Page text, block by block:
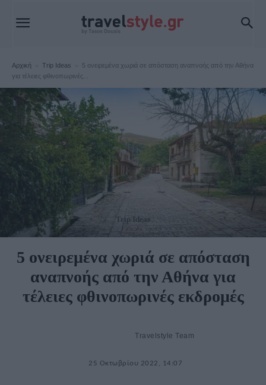
Αρχική Trip Ideas
5 ονειρεμένα χωριά σε απόσταση αναπνοής από την Αθήνα
για τέλειες φθινοπωρινές...
Trip Ideas
5 ονειρεμένα χωριά σε απόσταση
αναπνοής από την Αθήνα για
τέλειες φθινοπωρινές εκδρομές
Travelstyle Team
25 Οκτωβρίου 2022, 14:07